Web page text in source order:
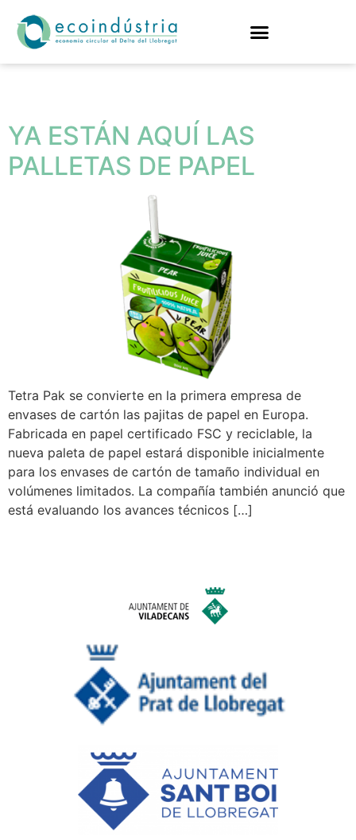
YA ESTÁN AQUÍ LAS
PALLETAS DE PAPEL
Tetra Pak se convierte en la primera empresa de
envases de cartón las pajitas de papel en Europa.
Fabricada en papel certificado FSC y reciclable, la
nueva paleta de papel estará disponible inicialmente
para los envases de cartón de tamaño individual en
volúmenes limitados. La compañía también anunció que
está evaluando los avances técnicos […]